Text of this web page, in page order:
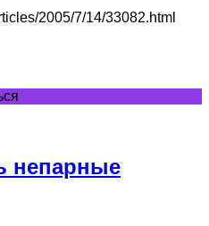
2005/7/14/33082.html
непарные